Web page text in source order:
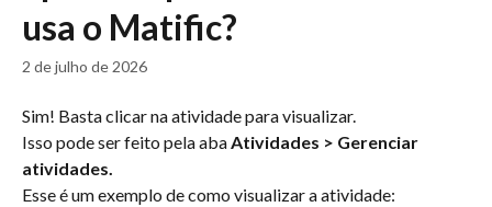
usa o Matific?
2 de julho de 2026
Sim! Basta clicar na atividade para visualizar.
Isso pode ser feito pela aba Atividades > Gerenciar
atividades.
Esse é um exemplo de como visualizar a atividade: